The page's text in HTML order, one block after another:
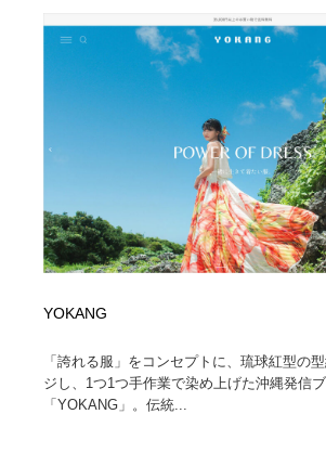
YOKANG
「誇れる服」をコンセプトに、琉球紅型の
ジし、1つ1つ手作業で染め上げた沖縄発信
「YOKANG」。伝統...